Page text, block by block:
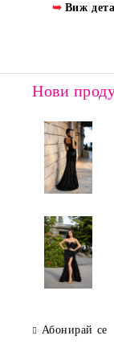
Виж
Нови
Абонирай се